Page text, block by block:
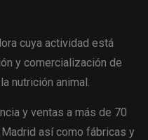
cuya actividad está
y comercialización de
nutrición animal.
y ventas a más de 70
así como fábricas y